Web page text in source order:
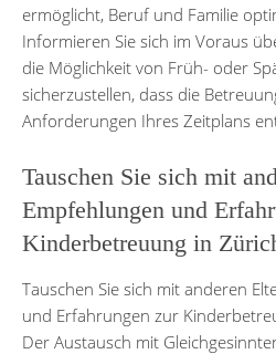
ermöglicht, Beruf und Familie
Informieren Sie sich im Voraus
die Möglichkeit von Früh- oder
sicherzustellen, dass die
Anforderungen Ihres Zeitplans
Tauschen Sie sich mit
Empfehlungen und
Kinderbetreuung in
Tauschen Sie sich mit anderen
und Erfahrungen zur
Der Austausch mit